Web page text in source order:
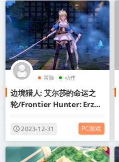
冒险 动作
边境猎人: 艾尔莎的命运之
轮/Frontier Hunter: Erzas
Wheel of Fortune
v0.8.02+中文网盘下载
2023-12-31 PC游戏